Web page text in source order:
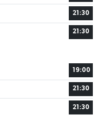
21:30
21:30
19:00
21:30
21:30